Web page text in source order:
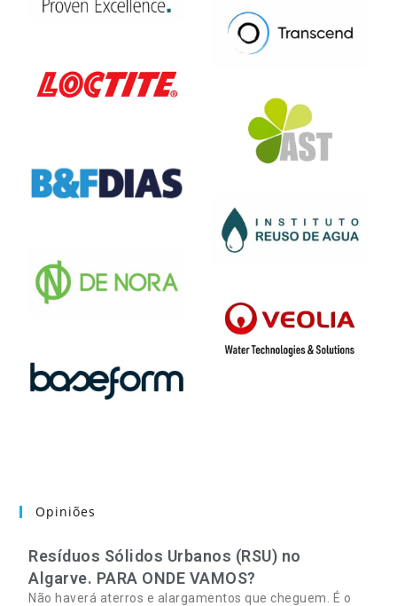
Opiniões
Resíduos Sólidos Urbanos (RSU) no
Algarve. PARA ONDE VAMOS?
Não haverá aterros e alargamentos que cheguem. É o